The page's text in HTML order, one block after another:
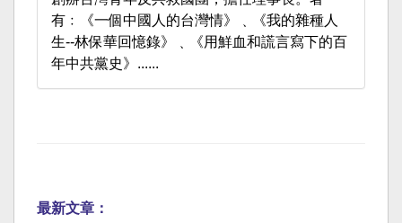
有﹕《一個中國人的台灣情》﹑《我的雜種人
生--林保華回憶錄》﹑《用鮮血和謊言寫下的百
年中共黨史》......
最新文章：